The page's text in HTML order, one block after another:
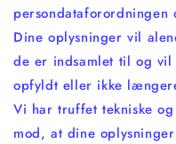
persondataforordningen
Dine oplysninger vil
de er indsamlet til og
opfyldt eller ikke
Vi har truffet tekniske
mod, at dine